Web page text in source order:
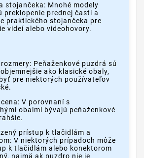
stojančeka: Mnohé modely
preklopenie prednej časti a
praktického stojančeka pre
videí alebo videohovory.
Peňaženkové puzdrá sú
ako klasické obaly,
pre niektorých používateľov
V porovnaní s
obalmi bývajú peňaženkové
prístup k tlačidlám a
V niektorých prípadoch môže
k tlačidlám alebo konektorom
najmä ak puzdro nie je